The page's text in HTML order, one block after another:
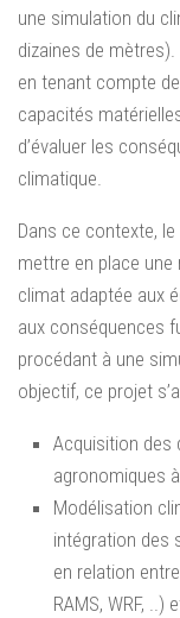
une simulation du
dizaines de
en tenant compte
capacités
d’évaluer les
climatique.
Dans ce contexte,
mettre en place
climat adaptée aux
aux conséquences
procédant à une
objectif, ce projet
Acquisition des
agronomiques
Modélisation
intégration des
en relation
RAMS, WRF,